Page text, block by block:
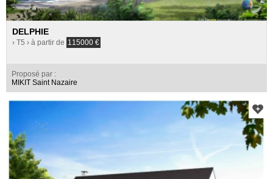
DELPHIE
› T5 › à partir de 115000 €
Proposé par :
MIKIT Saint Nazaire